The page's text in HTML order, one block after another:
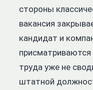
стороны
вакансия
кандидат и
присматриваются
труда уже не
штатной